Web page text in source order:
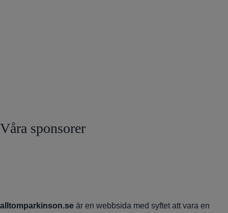
Våra sponsorer
alltomparkinson.se är en webbsida med syftet att vara en